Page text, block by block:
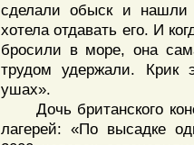
сделали обыск и нашли
хотела отдавать его. И
бросили в море, она
трудом удержали. Крик
ушах».
Дочь британского
лагерей: «По высадке